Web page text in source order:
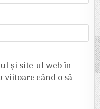
și site-ul web în
viitoare când o să